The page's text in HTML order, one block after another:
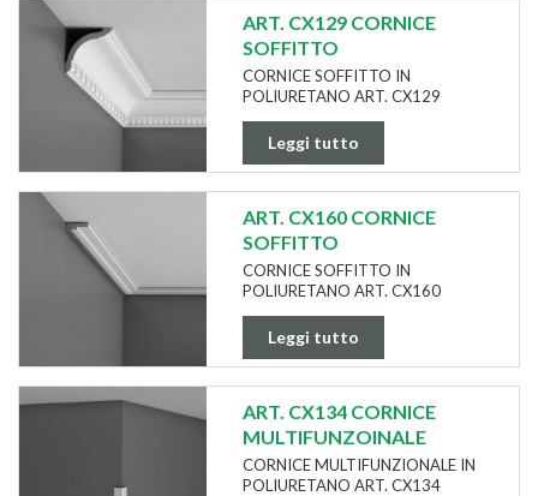
ART. CX129 CORNICE
SOFFITTO
CORNICE SOFFITTO IN
POLIURETANO ART. CX129
Leggi tutto
ART. CX160 CORNICE
SOFFITTO
CORNICE SOFFITTO IN
POLIURETANO ART. CX160
Leggi tutto
ART. CX134 CORNICE
MULTIFUNZOINALE
CORNICE MULTIFUNZIONALE IN
POLIURETANO ART. CX134